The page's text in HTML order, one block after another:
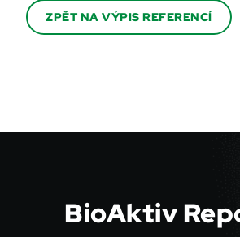
ZPĚT NA VÝPIS REFERENCÍ
BioAktiv